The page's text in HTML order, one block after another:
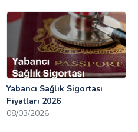
Yabancı Sağlık Sigortası
Fiyatları 2026
08/03/2026